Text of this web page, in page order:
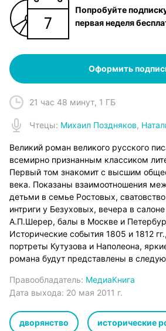
Попробуйте
первая неделя
Оформить
21 час 48 минут, 1 ГБ
Чтецы: Михаил Поздняков,
Великий роман великого русского
всемирно признанным классиком
Первый том знакомит с высшим
века. Показаны взаимоотношения
детьми в семье Ростовых,
интриги у Безуховых, вечера в
А.П.Шерер, балы в Москве и
Исторические события 1805 и 1812
портреты Кутузова и Наполеона,
романа будут представлены в
Правообладатель: МедиаКнига
Дата выхода: 20 мая 2011 г.
дворянство исторические